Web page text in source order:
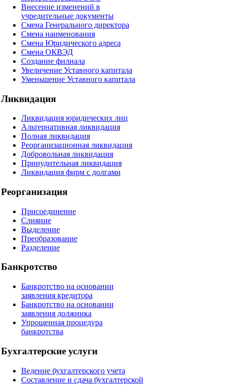
Внесение изменений в
учредительные документы
Смена Генерального директора
Смена наименования
Смена Юридического адреса
Смена ОКВЭД
Создание филиала
Увеличение Уставного капитала
Уменьшение Уставного капитала
Ликвидация
Ликвидация юридических лиц
Альтернативная ликвидация
Полная ликвидация
Реорганизационная ликвидация
Добровольная ликвидация
Принудительная ликвидация
Ликвидация фирм с долгами
Реорганизация
Присоединение
Слияние
Выделение
Преобразование
Разделение
Банкротство
Банкротство на основании
заявления кредитора
Банкротство на основании
заявления должника
Упрощенная процедура
банкротства
Бухгалтерскиеуслуги
Ведение бухгалтерского учета
Составление и сдача бухгалтерской